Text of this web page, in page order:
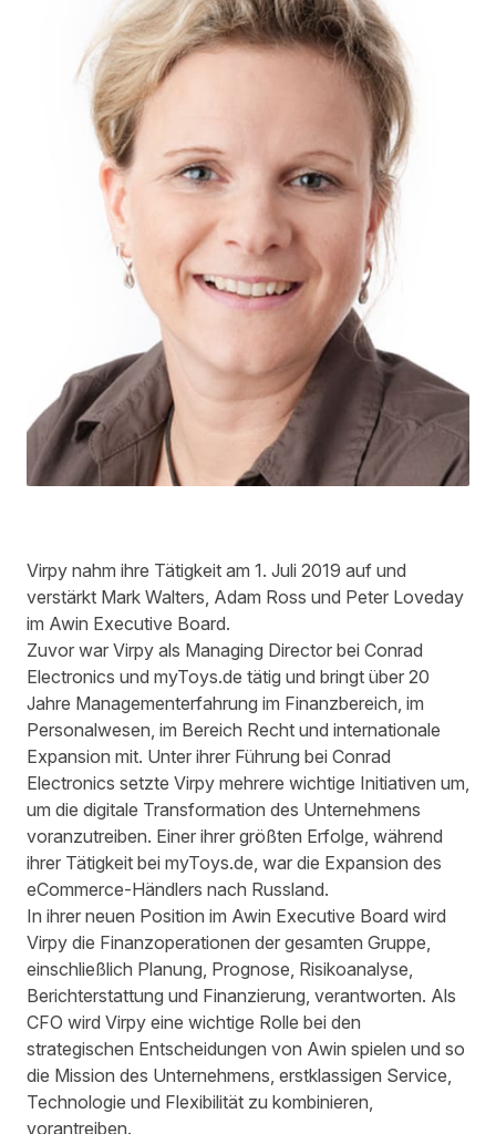
Virpy nahm ihre Tätigkeit am 1. Juli 2019 auf und
verstärkt Mark Walters, Adam Ross und Peter Loveday
im Awin Executive Board.
Zuvor war Virpy als Managing Director bei Conrad
Electronics und myToys.de tätig und bringt über 20
Jahre Managementerfahrung im Finanzbereich, im
Personalwesen, im Bereich Recht und internationale
Expansion mit. Unter ihrer Führung bei Conrad
Electronics setzte Virpy mehrere wichtige Initiativen um,
um die digitale Transformation des Unternehmens
voranzutreiben. Einer ihrer größten Erfolge während
ihrer Tätigkeit bei myToys.de war die Expansion des
eCommerce-Händlers nach Russland.
In ihrer neuen Position im Awin Executive Board wird
Virpy die Finanzoperationen der gesamten Gruppe,
einschließlich Planung, Prognose, Risikoanalyse,
Berichterstattung und Finanzierung, verantworten. Als
CFO wird Virpy eine wichtige Rolle bei den
strategischen Entscheidungen von Awin spielen und so
die Mission des Unternehmens, erstklassigen Service,
Technologie und Flexibilität zu kombinieren,
vorantreiben.